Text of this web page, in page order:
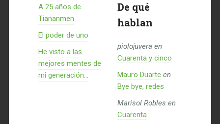
A 25 años de
Tiananmen
El poder de uno
He visto a las
mejores mentes de
mi generación…
De qué
hablan
piolojuvera en
Cuarenta y cinco
Mauro Duarte en
Bye bye, redes
Marisol Robles en
Cuarenta